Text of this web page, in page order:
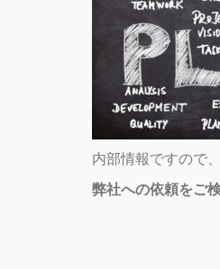
内部情報ですので
弊社への依頼をご